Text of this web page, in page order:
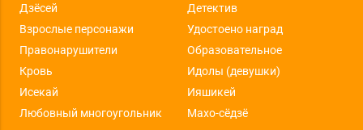
Дзёсей
Детектив
Взрослые персонажи
Удостоено наград
Правонарушители
Образовательное
Кровь
Идолы (девушки)
Исекай
Ияшикей
Любовный многоугольник
Махо-сёдзё